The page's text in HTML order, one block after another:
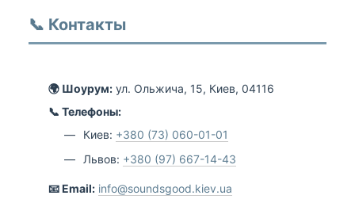
📞 Контакты
🌍 Шоурум: ул. Ольжича, 15, Киев, 04116
📞 Телефоны:
Киев: +380 (73) 060-01-01
Львов: +380 (97) 667-14-43
📧 Email: info@soundsgood.kiev.ua